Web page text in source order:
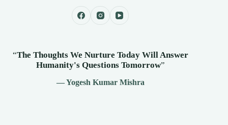
“The Thoughts We Nurture Today Will Answer
Humanity's Questions Tomorrow”
— Yogesh Kumar Mishra